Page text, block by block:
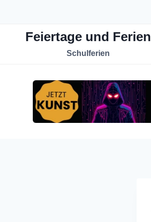
springenFeiertage und Ferien
Schulferien